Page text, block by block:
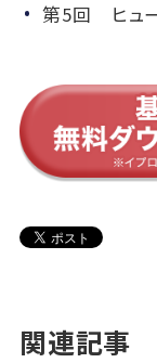
第5回 ヒュ
関連記事